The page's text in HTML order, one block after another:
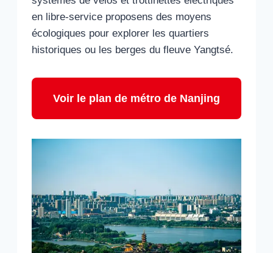
en libre-service proposens des moyens
écologiques pour explorer les quartiers
historiques ou les berges du fleuve Yangtsé.
Voir le plan de métro de Nanjing